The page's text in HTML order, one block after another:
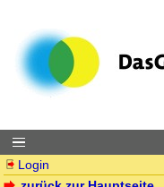
Login